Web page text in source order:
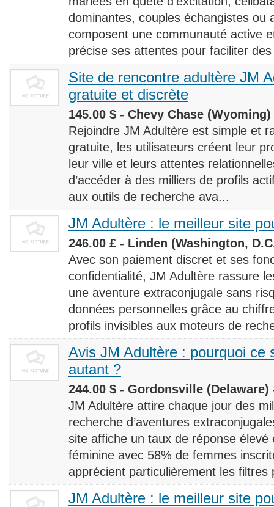
dominantes, couples échangistes ou
composent une communauté active
précise ses attentes pour faciliter
Site de rencontre adultère JM
gratuite et discrète
145.00 $ - Chevy Chase (Wyoming)
Rejoindre JM Adultère est simple et
gratuite, les utilisateurs créent leur
leur ville et leurs attentes
d’accéder à des milliers de profils
aux outils de recherche ava...
JM Adultère : le meilleur site
246.00 £ - Linden (Washington,
Avec son paiement discret et ses
confidentialité, JM Adultère rassure
une aventure extraconjugale sans
données personnelles grâce au
profils invisibles aux moteurs de
Avis JM Adultère : pourquoi ce
autant ?
244.00 $ - Gordonsville (Delaware)
JM Adultère attire chaque jour des
recherche d’aventures
site affiche un taux de réponse
féminine avec 58% de femmes
apprécient particulièrement les filtres
JM Adultère : le meilleur site